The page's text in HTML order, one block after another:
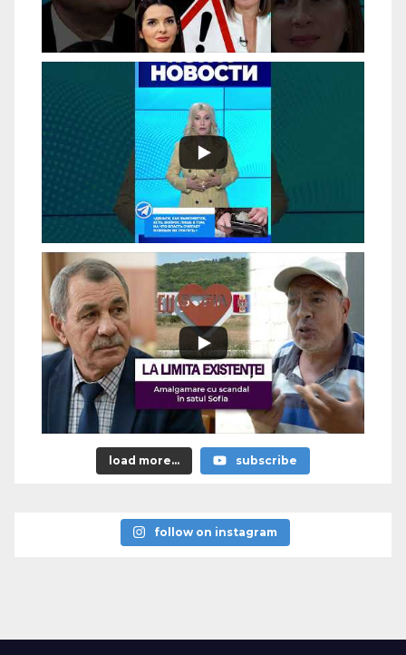
load more... subscribe
follow on instagram